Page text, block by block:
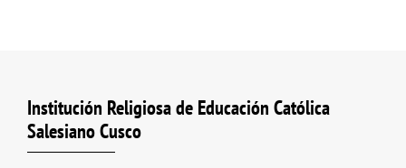
Institución Religiosa de Educación Católica
Salesiano Cusco